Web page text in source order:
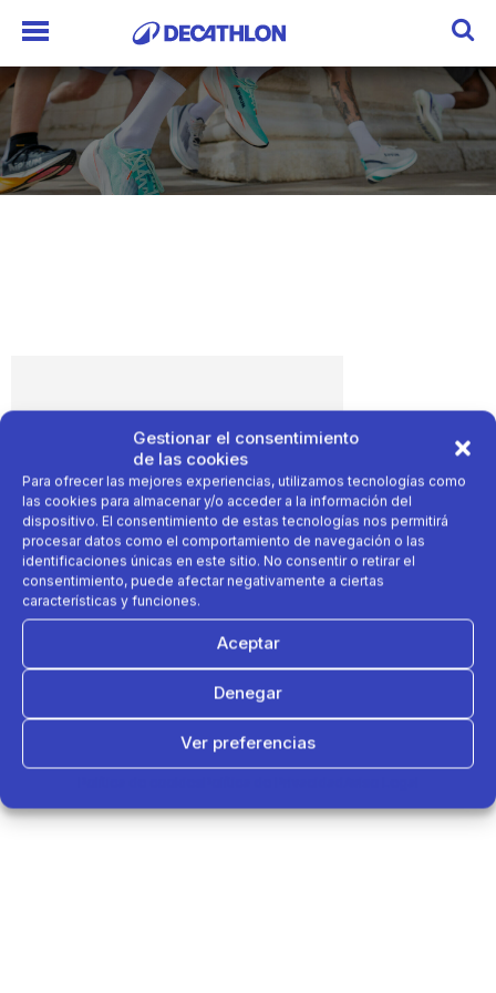
Gestionar el consentimiento
de las cookies
Para ofrecer las mejores experiencias, utilizamos tecnologías como
las cookies para almacenar y/o acceder a la información del
dispositivo. El consentimiento de estas tecnologías nos permitirá
procesar datos como el comportamiento de navegación o las
identificaciones únicas en este sitio. No consentir o retirar el
consentimiento, puede afectar negativamente a ciertas
características y funciones.
Aceptar
Denegar
Ver preferencias